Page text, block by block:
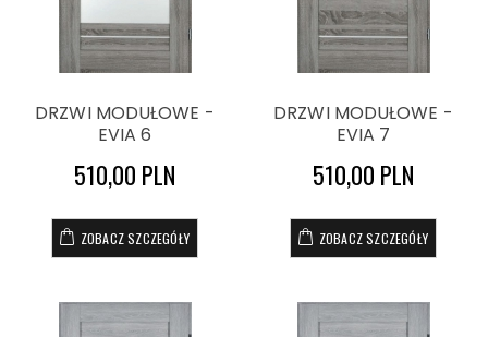
DRZWI MODUŁOWE -
EVIA 6
510,00 PLN
ZOBACZ SZCZEGÓŁY
DRZWI MODUŁOWE -
EVIA 7
510,00 PLN
ZOBACZ SZCZEGÓŁY